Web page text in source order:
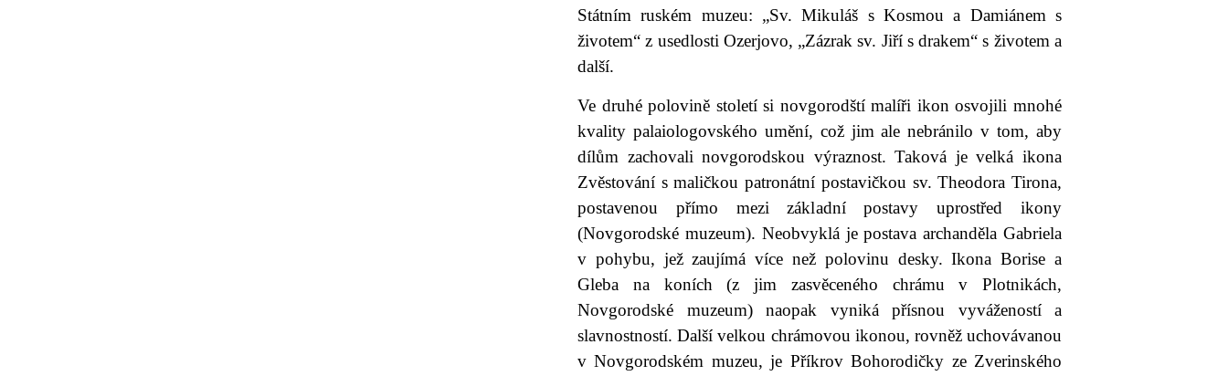
Státním ruském muzeu: „Sv. Mikuláš s Kosmou a Damiánem s
životem“ z usedlosti Ozerjovo, „Zázrak sv. Jiří s drakem“ s životem a
další.
Ve druhé polovině století si novgorodští malíři ikon osvojili mnohé
kvality palaiologovského umění, což jim ale nebránilo v tom, aby
dílům zachovali novgorodskou výraznost. Taková je velká ikona
Zvěstování s maličkou patronátní postavičkou sv. Theodora Tirona,
postavenou přímo mezi základní postavy uprostřed ikony
(Novgorodské muzeum). Neobvyklá je postava archanděla Gabriela
v pohybu, jež zaujímá více než polovinu desky. Ikona Borise a
Gleba na koních (z jim zasvěceného chrámu v Plotnikách,
Novgorodské muzeum) naopak vyniká přísnou vyvážeností a
slavnostností. Další velkou chrámovou ikonou, rovněž uchovávanou
v Novgorodském muzeu, je Příkrov Bohorodičky ze Zverinského